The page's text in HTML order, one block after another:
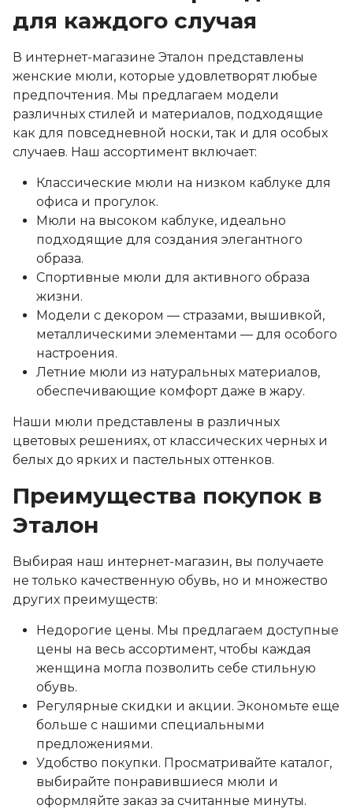
для каждого случая
В интернет-магазине Эталон представлены
женские мюли, которые удовлетворят любые
предпочтения. Мы предлагаем модели
различных стилей и материалов, подходящие
как для повседневной носки, так и для особых
случаев. Наш ассортимент включает:
Классические мюли на низком каблуке для
офиса и прогулок.
Мюли на высоком каблуке, идеально
подходящие для создания элегантного
образа.
Спортивные мюли для активного образа
жизни.
Модели с декором — стразами, вышивкой,
металлическими элементами — для особого
настроения.
Летние мюли из натуральных материалов,
обеспечивающие комфорт даже в жару.
Наши мюли представлены в различных
цветовых решениях, от классических черных и
белых до ярких и пастельных оттенков.
Преимущества покупок в
Эталон
Выбирая наш интернет-магазин, вы получаете
не только качественную обувь, но и множество
других преимуществ:
Недорогие цены. Мы предлагаем доступные
цены на весь ассортимент, чтобы каждая
женщина могла позволить себе стильную
обувь.
Регулярные скидки и акции. Экономьте еще
больше с нашими специальными
предложениями.
Удобство покупки. Просматривайте каталог,
выбирайте понравившиеся мюли и
оформляйте заказ за считанные минуты.